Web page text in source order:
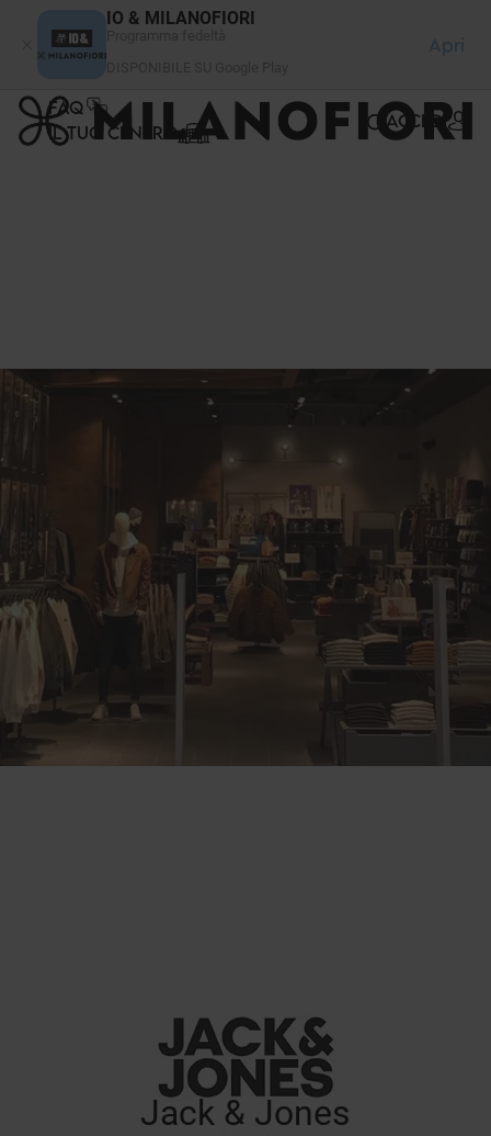
IO & MILANOFIORI
Apri
FAQ
IL TUO CENTRO
ACCEDI
Jack & Jones
Pannello di gestione dei cookies